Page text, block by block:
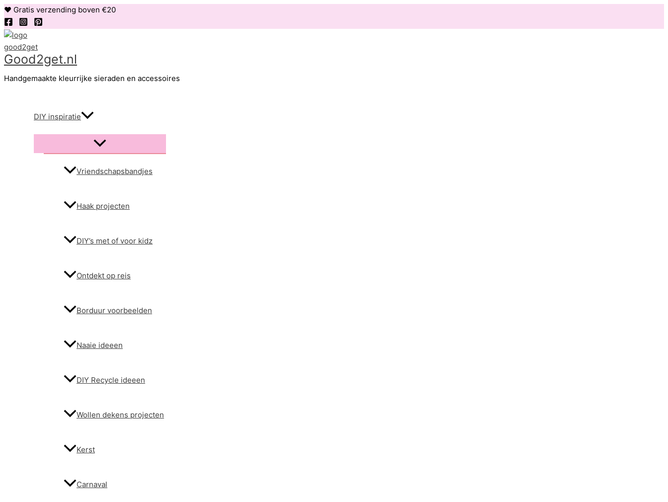
Ga
naar
de
inhoud
❤ Gratis verzending boven €20
Good2get.nl
Handgemaakte kleurrijke sieraden en accessoires
DIY inspiratie
Menu
schakelen
Vriendschapsbandjes
Haak projecten
DIY’s met of voor kidz
Ontdekt op reis
Borduur voorbeelden
Naaie ideeen
DIY Recycle ideeen
Wollen dekens projecten
Kerst
Carnaval